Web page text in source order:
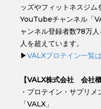
ッズやフィットネスジ
YouTubeチャンネル「
ャンネル登録者数78万
人を超えています。
▶︎VALXプロテイン一覧
【VALX株式会社 会社概
・プロテイン・サプリ
「VALX」